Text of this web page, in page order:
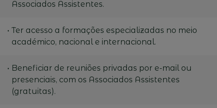
Associados Assistentes.
Ter acesso a formações especializadas no meio
académico, nacional e internacional.
Beneficiar de reuniões privadas por e-mail ou
presenciais, com os Associados Assistentes
(gratuitas).